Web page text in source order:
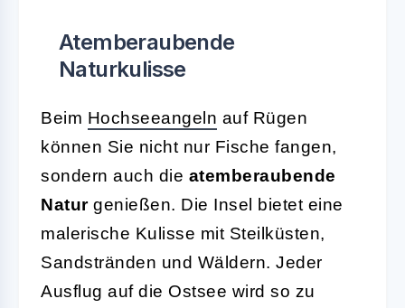
Atemberaubende
Naturkulisse
Beim Hochseeangeln auf Rügen
können Sie nicht nur Fische fangen,
sondern auch die atemberaubende
Naturgenießen. Die Insel bietet eine
malerische Kulisse mit Steilküsten,
Sandstränden und Wäldern. Jeder
Ausflug auf die Ostsee wird so zu